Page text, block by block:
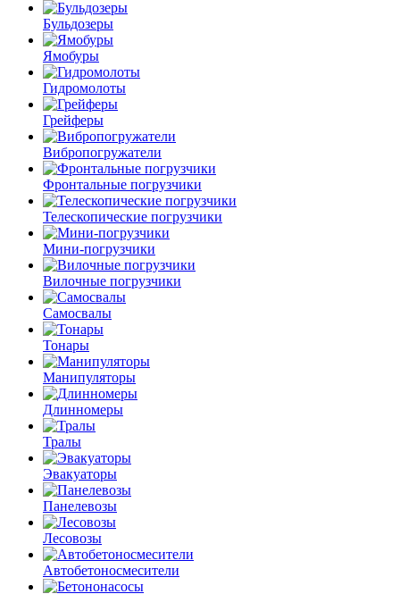
Бульдозеры
Ямобуры
Гидромолоты
Грейферы
Вибро­погружатели
Фронтальные погрузчики
Телескопические погрузчики
Мини-погрузчики
Вилочные погрузчики
Самосвалы
Тонары
Манипуляторы
Длинномеры
Тралы
Эвакуаторы
Панелевозы
Лесовозы
Автобетоно­смесители